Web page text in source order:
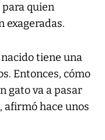
para quien
exageradas.
tiene una
Entonces, cómo
gato va a pasar
afirmó hace unos